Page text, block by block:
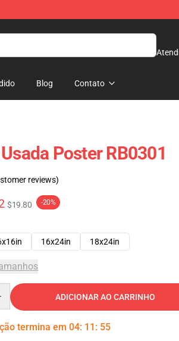
Blog Contato
Poster RB0301
reviews)
$19.80 -20%
16x24in 18x24in
ADICIONAR AO CARRINHO
termina em 04: 11 : 54